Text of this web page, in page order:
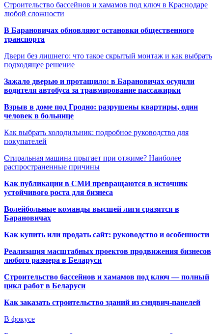
Строительство бассейнов и хамамов под ключ в Краснодаре
любой сложности
В Барановичах обновляют остановки общественного
транспорта
Двери без лишнего: что такое скрытый монтаж и как выбрать
подходящее решение
Зажало дверью и протащило: в Барановичах осудили
водителя автобуса за травмирование пассажирки
Взрыв в доме под Гродно: разрушены квартиры, один
человек в больнице
Как выбрать холодильник: подробное руководство для
покупателей
Стиральная машина прыгает при отжиме? Наиболее
распространенные причины
Как публикации в СМИ превращаются в источник
устойчивого роста для бизнеса
Волейбольные команды высшей лиги сразятся в
Барановичах
Как купить или продать сайт: руководство и особенности
Реализация масштабных проектов продвижения бизнесов
любого размера в Беларуси
Строительство бассейнов и хамамов под ключ — полный
цикл работ в Беларуси
Как заказать строительство зданий из сэндвич-панелей
В фокусе